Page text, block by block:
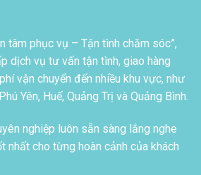
tâm phục vụ – Tận tình chăm sóc”,
dịch vụ tư vấn tận tình, giao hàng
vận chuyển đến nhiều khu vực, như
Yên, Huế, Quảng Trị và Quảng Bình.
nghiệp luôn sẵn sàng lắng nghe
nhất cho từng hoàn cảnh của khách